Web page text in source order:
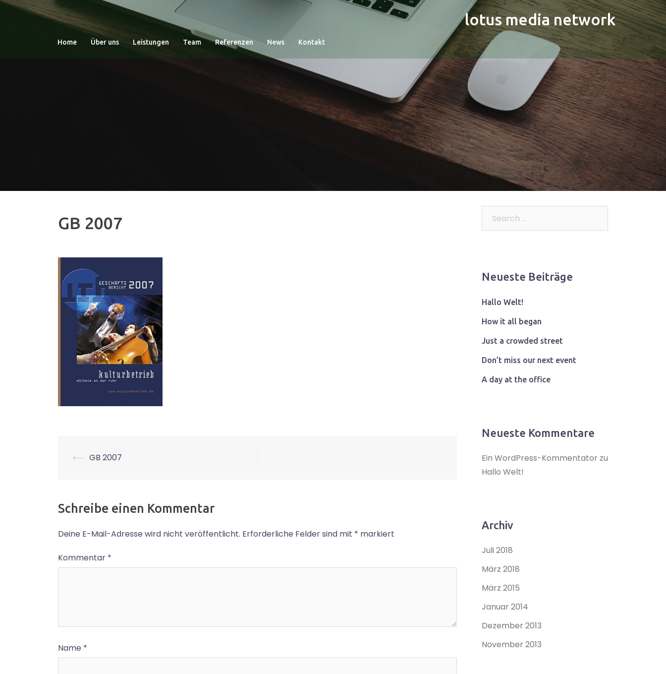
Zum
lotus media network
Home Über uns Leistungen Team Referenzen News Kontakt
GB 2007
Beitrags-
⟵ GB 2007
Schreibe einen Kommentar
Deine E-Mail-Adresse wird nicht veröffentlicht. Erforderliche Felder sind mit * markiert
Kommentar *
Name *
Neueste Beiträge
Hallo Welt!
How it all began
Just a crowded street
Don’t miss our next event
A day at the office
Neueste Kommentare
Ein WordPress-Kommentator zu
Hallo Welt!
Archiv
Juli 2018
März 2018
März 2015
Januar 2014
Dezember 2013
November 2013